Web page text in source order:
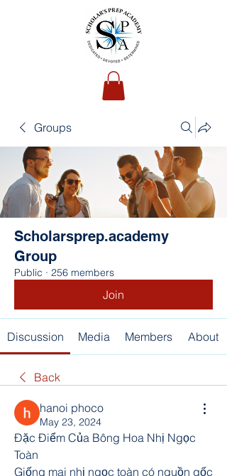
Groups
Scholarsprep.academy
Group
Public · 256 members
Join
Discussion Media Members About
Back
hanoi phoco
May 23, 2024
Đặc Điểm Của Bông Hoa Nhị Ngọc
Toàn
Giống mai nhị ngọc toàn có nguồn gốc